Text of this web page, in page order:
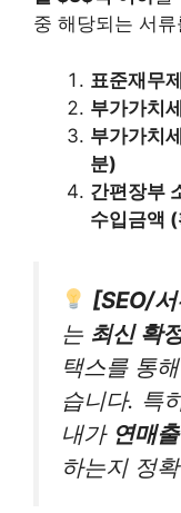
중 해당되는 서
표준재무
부가가치
부가가치
분)
간편장부
수입금액
[SEO/
는 최신 확
택스를 통
습니다. 특
내가 연매
하는지 정